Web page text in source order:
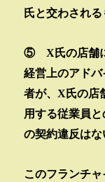
氏と交わされる
⑤X 氏の店舗
経営上のアドバ
者が、X 氏の店
用する従業員と
の契約違反はな
このフランチ